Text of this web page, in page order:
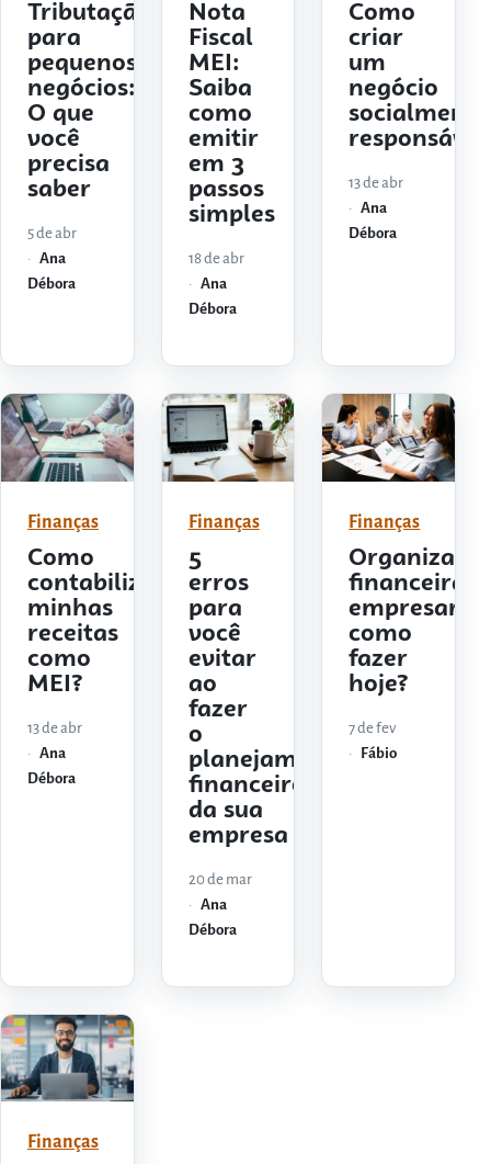
Tributação
para
pequenos
negócios:
O que
você
precisa
saber
5 de abr
Ana
Débora
Nota
Fiscal
MEI:
Saiba
como
emitir
em 3
passos
simples
18 de abr
Ana
Débora
Como
criar
um
negócio
socialmente
13 de abr
Ana
Débora
Finanças
Como
contabilizar
minhas
receitas
como
MEI?
13 de abr
Ana
Débora
Finanças
5
erros
para
você
evitar
ao
fazer
o
planejamento
financeiro
da sua
empresa
20 de mar
Ana
Débora
Finanças
financeira
como
fazer
hoje?
7 de fev
Fábio
Finanças